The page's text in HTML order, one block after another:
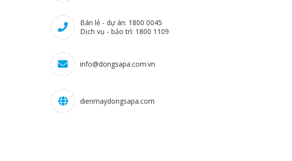
Bán lẻ - dự án: 1800 0045
Dịch vụ - bảo trì: 1800 1109
info@dongsapa.com.vn
dienmaydongsapa.com